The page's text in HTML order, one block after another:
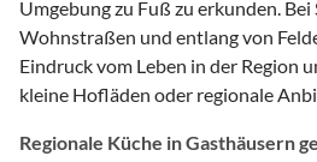
Umgebung zu Fuß zu erkunden.
Wohnstraßen und entlang von
Eindruck vom Leben in der Region
kleine Hofläden oder regionale
Regionale Küche in Gasthäusern